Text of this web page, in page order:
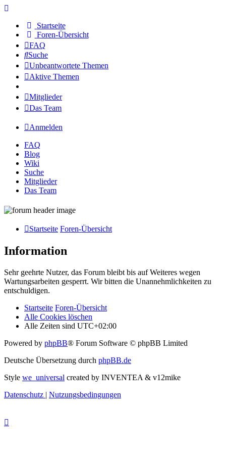
Startseite
Foren-Übersicht
FAQ
Suche
Unbeantwortete Themen
Aktive Themen
Mitglieder
Das Team
Anmelden
FAQ
Blog
Wiki
Suche
Mitglieder
Das Team
Startseite Foren-Übersicht
Information
Sehr geehrte Nutzer, das Forum bleibt bis auf Weiteres wegen
Wartungsarbeiten gesperrt. Wir bitten die Unannehmlichkeiten zu
entschuldigen.
Startseite Foren-Übersicht
Alle Cookies löschen
Alle Zeiten sind UTC+02:00
Powered by phpBB® Forum Software © phpBB Limited
Deutsche Übersetzung durch phpBB.de
Style we_universal created by INVENTEA & v12mike
Datenschutz | Nutzungsbedingungen